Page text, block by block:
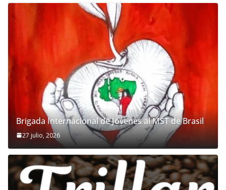
Brigada Internacional de Jóvenes al MST de Brasil
27 julio, 2026